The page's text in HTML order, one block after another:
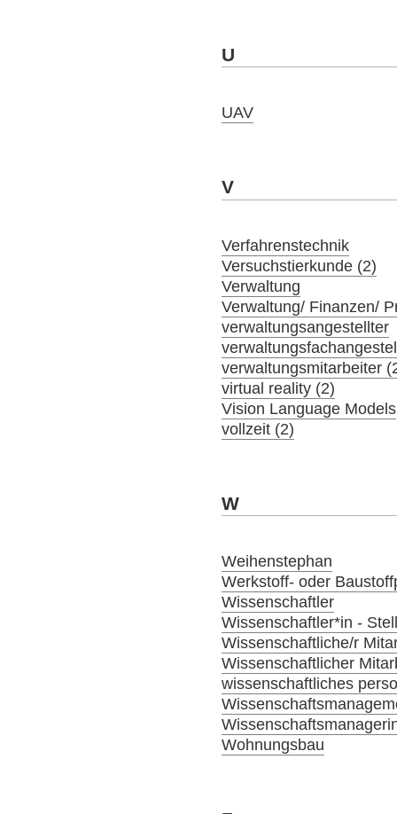
U
UAV
V
Verfahrenstechnik
Versuchstierkunde (2)
Verwaltung
Verwaltung/ Finanzen/
verwaltungsangestellter
verwaltungsmitarbeiter
virtual reality (2)
Vision Language Models
vollzeit (2)
W
Weihenstephan
Werkstoff- oder
Wissenschaftler
Wissenschaftler*in -
Wissenschaftliche/r
Wissenschaftlicher
wissenschaftliches
Wohnungsbau